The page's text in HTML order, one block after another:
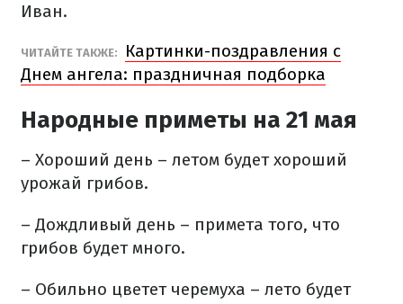
Иван.
ЧИТАЙТЕ ТАКЖЕ:
Картинки-поздравления с
Днем ангела: праздничная подборка
Народные приметы на 21 мая
– Хороший день – летом будет хороший
урожай грибов.
– Дождливый день – примета того, что
грибов будет много.
– Обильно цветет черемуха – лето будет